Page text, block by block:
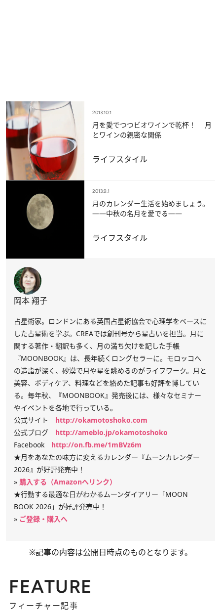
2013.10.1
月を愛でつつビオワインで乾杯！ 月
とワインの親密な関係
ライフスタイル
2013.9.1
月のカレンダー生活を始めましょう。
――中秋の名月を愛でる――
ライフスタイル
岡本 翔子
占星術家。ロンドンにある英国占星術協会で心理学をベースに
した占星術を学ぶ。CREAでは創刊号から星占いを担当。月に
関する著作・翻訳も多く、月の満ち欠けを記した手帳
『MOONBOOK』は、長年続くロングセラーに。モロッコへ
の造詣が深く、砂漠で月や星を眺めるのがライフワーク。月と
美容、ボディケア、料理などを絡めた記事も好評を博してい
る。毎年秋、『MOONBOOK』発売後には、様々なセミナー
やイベントを各地で行っている。
公式サイト http://okamotoshoko.com
公式ブログ http://ameblo.jp/okamotoshoko
Facebook http://on.fb.me/1mBVz6m
★月をあなたの味方に変えるカレンダー『ムーンカレンダー
2026』が好評発売中！
» 購入する（Amazonへリンク）
★行動する最適な日がわかるムーンダイアリー「MOON
BOOK 2026」が好評発売中！
» ご登録・購入へ
※記事の内容は公開日時点のものとなります。
FEATURE
フィーチャー記事